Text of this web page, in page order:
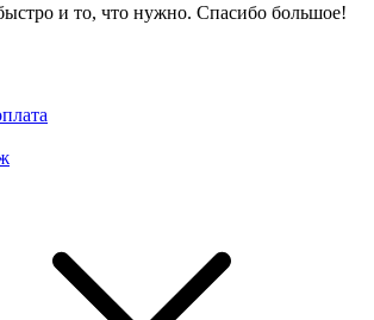
и то, что нужно. Спасибо большое!